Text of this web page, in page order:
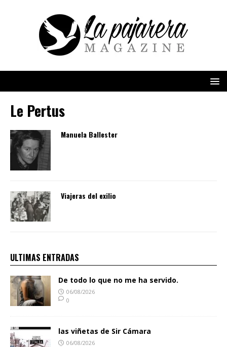
Le Pertus
Manuela Ballester
Viajeras del exilio
ULTIMAS ENTRADAS
De todo lo que no me ha servido.
06/08/2026
0
las viñetas de Sir Cámara
06/08/2026